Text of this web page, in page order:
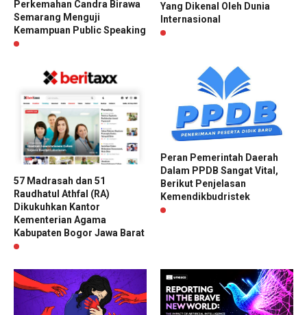
Perkemahan Candra Birawa
Semarang Menguji
Kemampuan Public Speaking
Yang Dikenal Oleh Dunia
Internasional
57 Madrasah dan 51
Raudhatul Athfal (RA)
Dikukuhkan Kantor
Kementerian Agama
Kabupaten Bogor Jawa Barat
Peran Pemerintah Daerah
Dalam PPDB Sangat Vital,
Berikut Penjelasan
Kemendikbudristek